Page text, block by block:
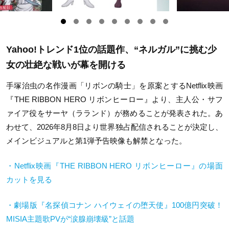
Yahoo!トレンド1位の話題作、“ネルガル”に挑む少
女の壮絶な戦いが幕を開ける
手塚治虫の名作漫画「リボンの騎士」を原案とするNetflix映画
『THE RIBBON HERO リボンヒーロー』より、主人公・サフ
ァイア役をサーヤ（ラランド）が務めることが発表された。あ
わせて、2026年8月8日より世界独占配信されることが決定し、
メインビジュアルと第1弾予告映像も解禁となった。
・Netflix映画『THE RIBBON HERO リボンヒーロー』の場面
カットを見る
・劇場版『名探偵コナン ハイウェイの堕天使』100億円突破！
MISIA主題歌PVが“涙腺崩壊級”と話題